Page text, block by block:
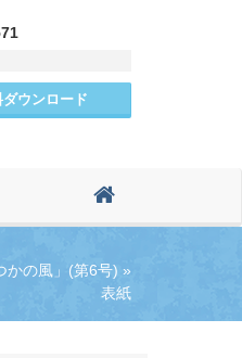
ダウンロード
かの風」(第6号) »
表紙